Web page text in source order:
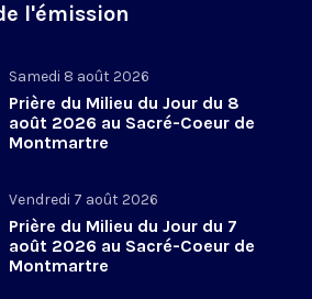
l'émission
Samedi 8 août 2026
Prière du Milieu du Jour du 8
août 2026 au Sacré-Coeur de
Montmartre
Vendredi 7 août 2026
Prière du Milieu du Jour du 7
août 2026 au Sacré-Coeur de
Montmartre